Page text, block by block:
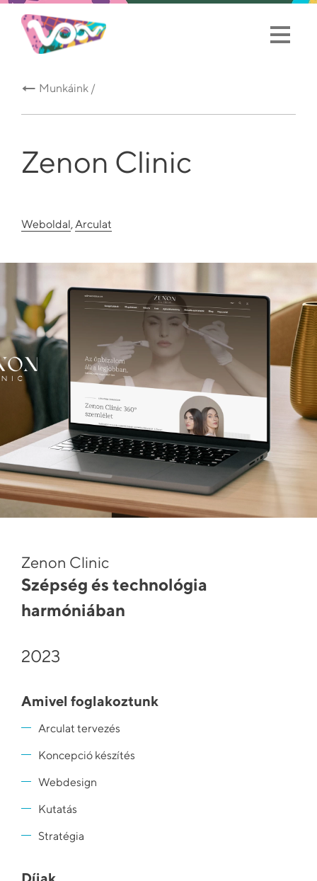
Munkáink /
Zenon Clinic
Weboldal,Arculat
Zenon Clinic
Szépség és technológia
harmóniában
2023
Amivel foglakoztunk
Arculat tervezés
Koncepció készítés
Webdesign
Kutatás
Stratégia